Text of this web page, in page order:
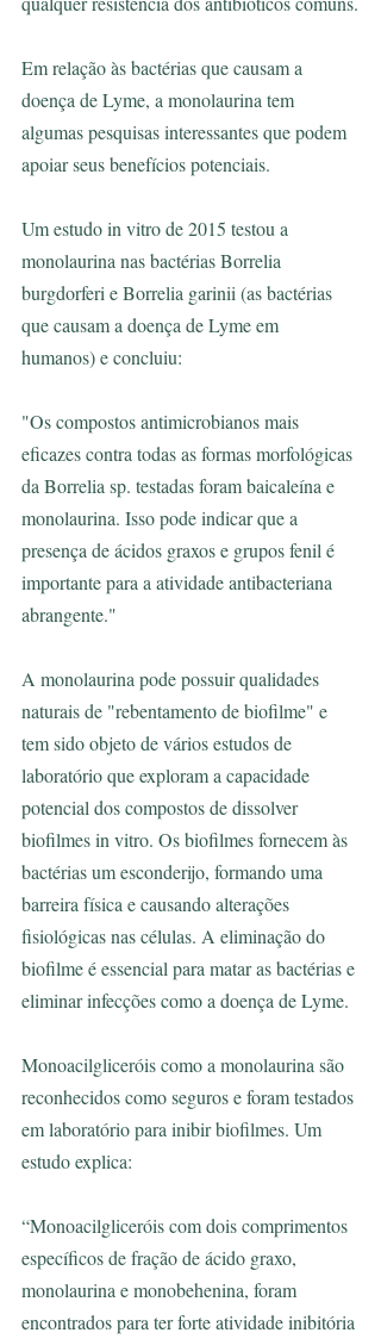
Em relação às bactérias que causam a
doença de Lyme, a monolaurina tem
algumas pesquisas interessantes que podem
apoiar seus benefícios potenciais.
Um estudo in vitro de 2015 testou a
monolaurina nas bactérias Borrelia
burgdorferi e Borrelia garinii (as bactérias
que causam a doença de Lyme em
humanos) e concluiu:
"Os compostos antimicrobianos mais
eficazes contra todas as formas morfológicas
da Borrelia sp. testadas foram baicaleína e
monolaurina. Isso pode indicar que a
presença de ácidos graxos e grupos fenil é
importante para a atividade antibacteriana
abrangente."
A monolaurina pode possuir qualidades
naturais de "rebentamento de biofilme" e
tem sido objeto de vários estudos de
laboratório que exploram a capacidade
potencial dos compostos de dissolver
biofilmes in vitro. Os biofilmes fornecem às
bactérias um esconderijo, formando uma
barreira física e causando alterações
fisiológicas nas células. A eliminação do
biofilme é essencial para matar as bactérias e
eliminar infecções como a doença de Lyme.
Monoacilgliceróis como a monolaurina são
reconhecidos como seguros e foram testados
em laboratório para inibir biofilmes. Um
estudo explica:
“Monoacilgliceróis com dois comprimentos
específicos de fração de ácido graxo,
monolaurina e monobehenina, foram
encontrados para ter forte atividade inibitória